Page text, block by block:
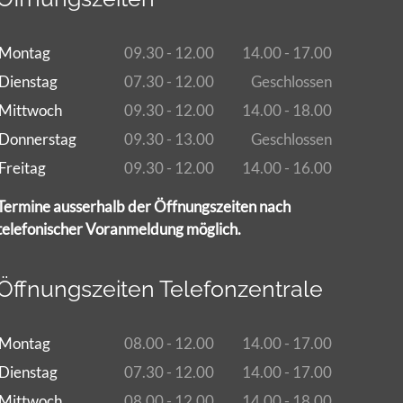
Montag 09.30 - 12.00
14.00 - 17.00
Dienstag
07.30 - 12.00
Geschlossen
Mittwoch
09.30 - 12.00
14.00 - 18.00
Donnerstag
09.30 - 13.00
Geschlossen
Freitag
09.30 - 12.00 14.00 - 16.00
ausserhalb der Öffnungszeiten nach
Voranmeldung möglich.
Telefonzentrale
Montag 08.00 - 12.00
14.00 - 17.00
Dienstag
07.30 - 12.00
14.00 - 17.00